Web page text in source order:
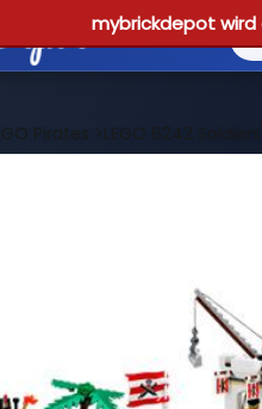
mybrickdepot wird
Pirates >LEGO 6242 Soldiers'